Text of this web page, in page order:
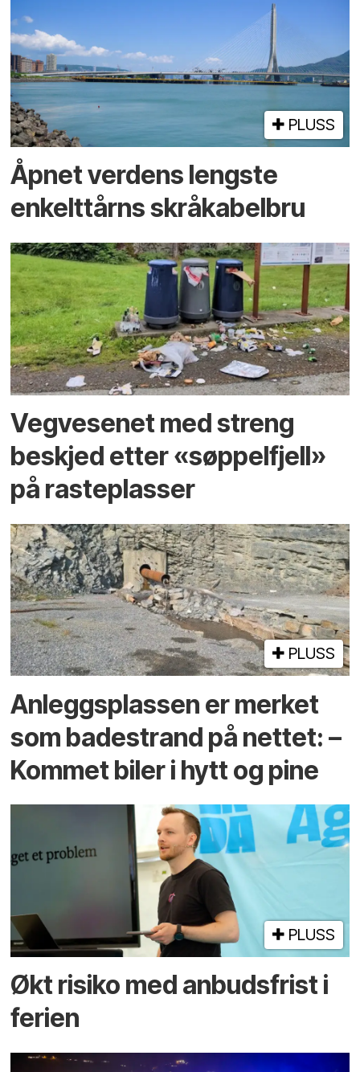
PLUSS
Åpnet verdens lengste
enkelt­tårns skrå­kabel­bru
Vegvesenet med streng
beskjed etter «søppelfjell»
på rasteplasser
PLUSS
Anleggs­plassen er merket
som bade­strand på nettet: –
Kommet biler i hytt og pine
PLUSS
Økt risiko med anbuds­frist i
ferien